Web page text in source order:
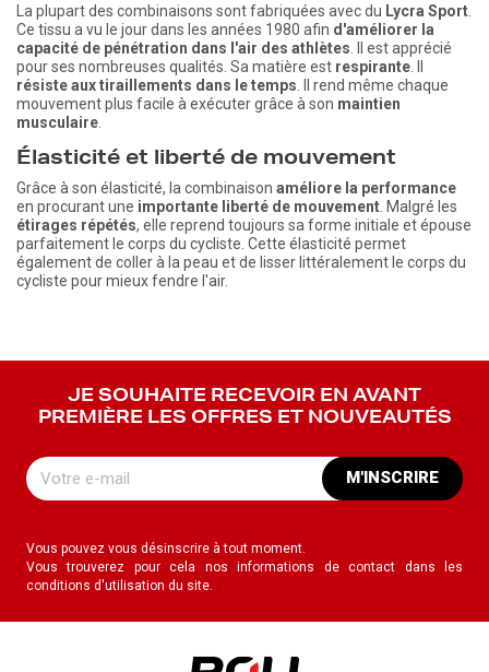
La plupart des combinaisons sont fabriquées avec du Lycra Sport
Ce tissu a vu le jour dans les années 1980 afin d'améliorer la
capacité de pénétration dans l'air des athlètes . Il est apprécié
pour ses nombreuses qualités. Sa matière est respirante
résiste aux tiraillements dans le temps . Il rend même chaque
mouvement plus facile à exécuter grâce à son maintien
musculaire
Élasticité et liberté de mouvement
Grâce à son élasticité, la combinaison améliore la performance
en procurant une importante liberté de mouvement . Malgré les
étirages répétés, elle reprend toujours sa forme initiale et épouse
parfaitement le corps du cycliste. Cette élasticité permet
également de coller à la peau et de lisser littéralement le corps du
cycliste pour mieux fendre l'air.
JE SOUHAITE RECEVOIR EN AVANT
PREMIÈRE LES OFFRES ET NOUVEAUTÉS
M'INSCRIRE
Vous pouvez vous désinscrire à tout moment.
Vous trouverez pour cela nos informations de contact dans les
conditions d'utilisation du site.